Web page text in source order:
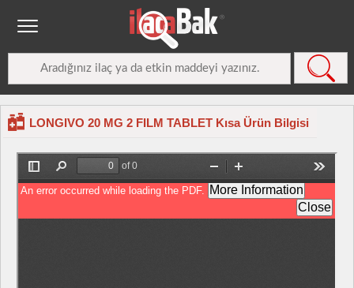
LONGIVO 20 MG 2 FILM TABLET Kısa Ürün Bilgisi